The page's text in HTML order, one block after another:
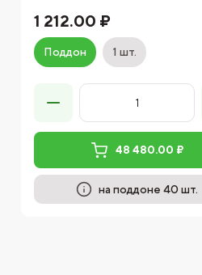
1 212.00 ₽
Поддон 1 шт.
48 480.00 ₽
на поддоне 40 шт.